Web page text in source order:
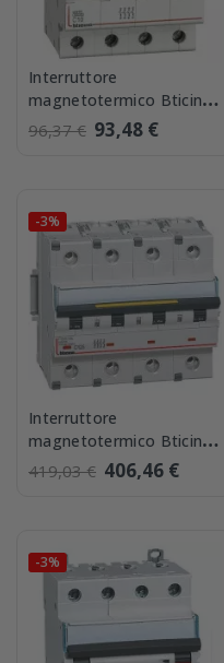
Interruttore
magnetotermico Bticino
4 Poli FN84C10 6Ka 10A
96,37 € 93,48 €
-3%
Interruttore
magnetotermico Bticino
FT84C125 16 kA 4P Curva
C 125A
419,03 € 406,46 €
-3%